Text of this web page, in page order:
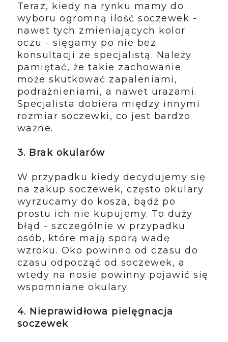
Teraz, kiedy na rynku mamy do
wyboru ogromną ilość soczewek -
nawet tych zmieniających kolor
oczu - sięgamy po nie bez
konsultacji ze specjalistą. Należy
pamiętać, że takie zachowanie
może skutkować zapaleniami,
podrażnieniami, a nawet urazami.
Specjalista dobiera między innymi
rozmiar soczewki, co jest bardzo
ważne.
3. Brak okularów
W przypadku kiedy decydujemy się
na zakup soczewek, często okulary
wyrzucamy do kosza, bądź po
prostu ich nie kupujemy. To duży
błąd - szczególnie w przypadku
osób, które mają sporą wadę
wzroku. Oko powinno od czasu do
czasu odpocząć od soczewek, a
wtedy na nosie powinny pojawić się
wspomniane okulary.
4. Nieprawidłowa pielęgnacja
soczewek